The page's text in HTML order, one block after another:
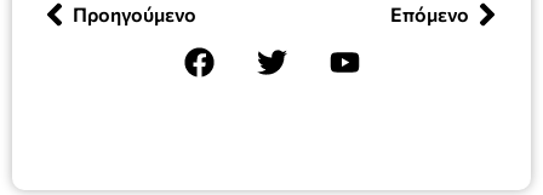
Προηγούμενο Επόμενο